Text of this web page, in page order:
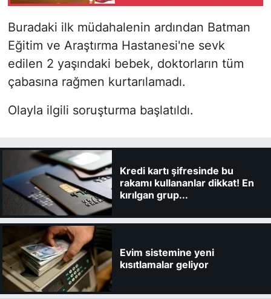
Buradaki ilk müdahalenin ardından Batman
Eğitim ve Araştırma Hastanesi'ne sevk
edilen 2 yaşındaki bebek, doktorların tüm
çabasına rağmen kurtarılamadı.
Olayla ilgili soruşturma başlatıldı.
Kredi kartı şifresinde bu
rakamı kullananlar dikkat! En
kırılgan grup...
Evim sistemine yeni
kısıtlamalar geliyor